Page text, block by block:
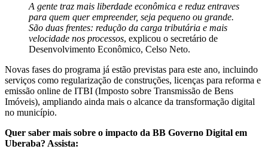
A gente traz mais liberdade econômica e reduz entraves
para quem quer empreender, seja pequeno ou grande.
São duas frentes: redução da carga tributária e mais
velocidade nos processos, explicou o secretário de
Desenvolvimento Econômico, Celso Neto.
Novas fases do programa já estão previstas para este ano, incluindo
serviços como regularização de construções, licenças para reforma e
emissão online de ITBI (Imposto sobre Transmissão de Bens
Imóveis), ampliando ainda mais o alcance da transformação digital
no município.
Quer saber mais sobre o impacto da BB Governo Digital em
Uberaba? Assista: